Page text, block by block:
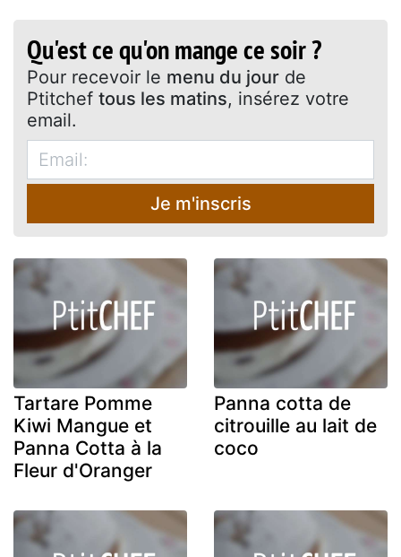
Qu'est ce qu'on mange ce soir ?
Pour recevoir le menu du jour de
Ptitchef tous les matins, insérez votre
email.
Je m'inscris
Tartare Pomme
Kiwi Mangue et
Panna Cotta à la
Fleur d'Oranger
Panna cotta de
citrouille au lait de
coco